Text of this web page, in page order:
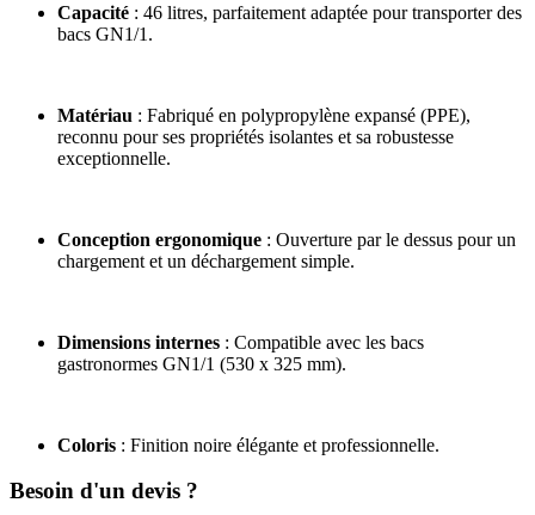
Capacité : 46 litres, parfaitement adaptée pour transporter des
bacs GN1/1.
Matériau : Fabriqué en polypropylène expansé (PPE),
reconnu pour ses propriétés isolantes et sa robustesse
exceptionnelle.
Conception ergonomique : Ouverture par le dessus pour un
chargement et un déchargement simple.
Dimensions internes : Compatible avec les bacs
gastronormes GN1/1 (530 x 325 mm).
Coloris : Finition noire élégante et professionnelle.
Besoin d'un devis ?